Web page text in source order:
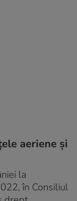
aeriene și
la
în Consiliul